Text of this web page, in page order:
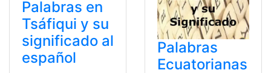
Palabras en
Tsáfiqui y su
significado al
español
Palabras
Ecuatorianas